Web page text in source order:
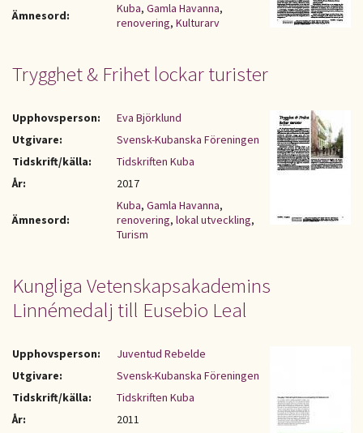
Ämnesord:
Kuba, Gamla Havanna,
renovering, Kulturarv
Trygghet & Frihet lockar turister
Upphovsperson:
Eva Björklund
Utgivare:
Svensk-Kubanska Föreningen
Tidskrift/källa:
Tidskriften Kuba
År:
2017
Ämnesord:
Kuba, Gamla Havanna,
renovering, lokal utveckling,
Turism
Kungliga Vetenskapsakademins
Linnémedalj till Eusebio Leal
Upphovsperson:
Juventud Rebelde
Utgivare:
Svensk-Kubanska Föreningen
Tidskrift/källa:
Tidskriften Kuba
År:
2011